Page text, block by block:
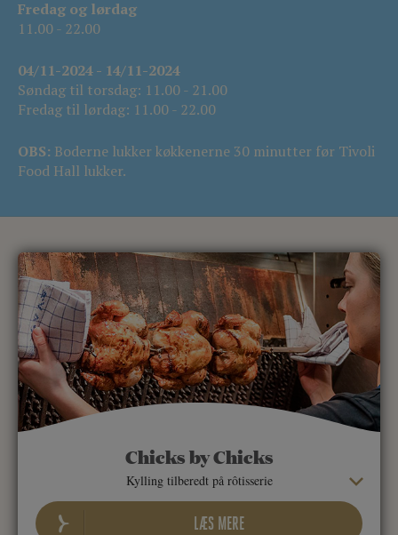
Fredag og lørdag
11.00 - 22.00
04/11-2024 - 14/11-2024
Søndag til torsdag: 11.00 - 21.00
Fredag til lørdag: 11.00 - 22.00
OBS: Boderne lukker køkkenerne 30 minutter før Tivoli
Food Hall lukker.
Chicks by Chicks
Kylling tilberedt på rôtisserie
LÆS MERE